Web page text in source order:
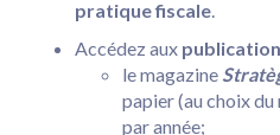
pratique fiscale
Accédez aux
le magazine
papier (au choix
par année;